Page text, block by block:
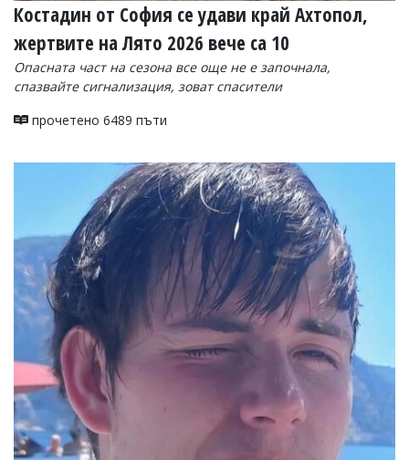
Костадин от София се удави край Ахтопол,
жертвите на Лято 2026 вече са 10
Опасната част на сезона все още не е започнала,
спазвайте сигнализация, зоват спасители
прочетено 6489 пъти